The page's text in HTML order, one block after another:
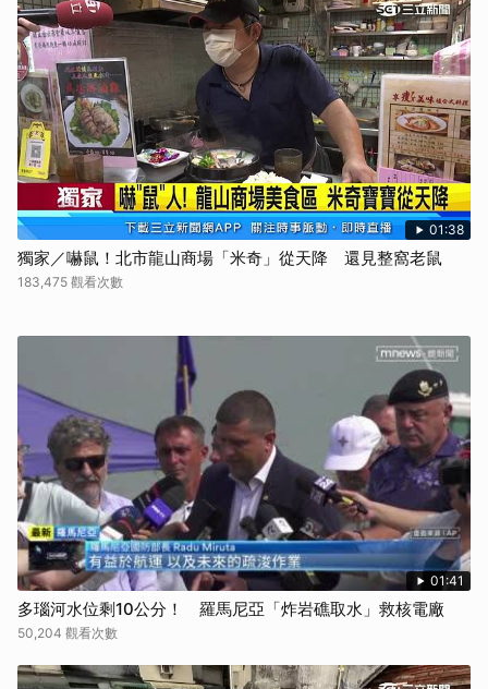
01:38
獨家／嚇鼠！北市龍山商場「米奇」從天降 還見整窩老鼠
183,475 觀看次數
01:41
多瑙河水位剩10公分！ 羅馬尼亞「炸岩礁取水」救核電廠
50,204 觀看次數